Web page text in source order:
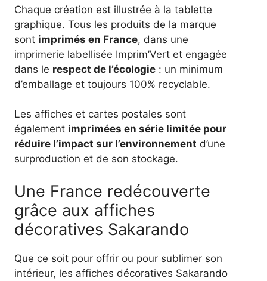
Chaque création est illustrée à la tablette
graphique. Tous les produits de la marque
sont imprimés en France, dans une
imprimerie labellisée Imprim’Vert et engagée
dans le respect de l’écologie : un minimum
d’emballage et toujours 100% recyclable.
Les affiches et cartes postales sont
également imprimées en série limitée pour
réduire l’impact sur l’environnement d’une
surproduction et de son stockage.
Une France redécouverte
grâce aux affiches
décoratives Sakarando
Que ce soit pour offrir ou pour sublimer son
intérieur, les affiches décoratives Sakarando